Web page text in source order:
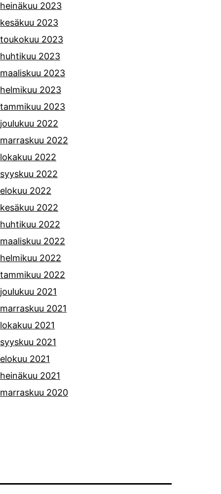
heinäkuu 2023
kesäkuu 2023
toukokuu 2023
huhtikuu 2023
maaliskuu 2023
helmikuu 2023
tammikuu 2023
joulukuu 2022
marraskuu 2022
lokakuu 2022
syyskuu 2022
elokuu 2022
kesäkuu 2022
huhtikuu 2022
maaliskuu 2022
helmikuu 2022
tammikuu 2022
joulukuu 2021
marraskuu 2021
lokakuu 2021
syyskuu 2021
elokuu 2021
heinäkuu 2021
marraskuu 2020